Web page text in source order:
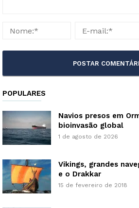
POPULARES
Navios presos em
bioinvasão global
1 de agosto de 2026
Vikings, grandes
e o Drakkar
15 de fevereiro de 2018